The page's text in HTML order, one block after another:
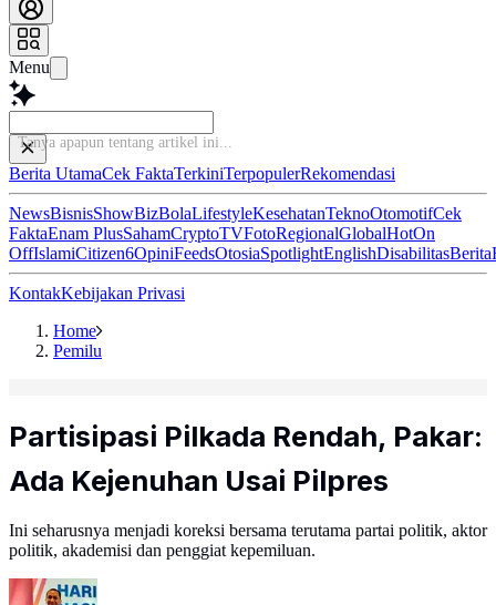
Menu
Tanya apap
Berita UtamaCek FaktaTerkiniTerpopulerRekomendasi
NewsBisnisShowBizBolaLifestyleKesehatanTeknoOtomotifCek
FaktaEnam PlusSahamCryptoTVFotoRegionalGlobalHotOn
OffIslamiCitizen6OpiniFeedsOtosiaSpotlightEnglishDisabilitasBerita
KontakKebijakan Privasi
Home
Pemilu
Partisipasi Pilkada Rendah, Pakar:
Ada Kejenuhan Usai Pilpres
Ini seharusnya menjadi koreksi bersama terutama partai politik, aktor
politik, akademisi dan penggiat kepemiluan.